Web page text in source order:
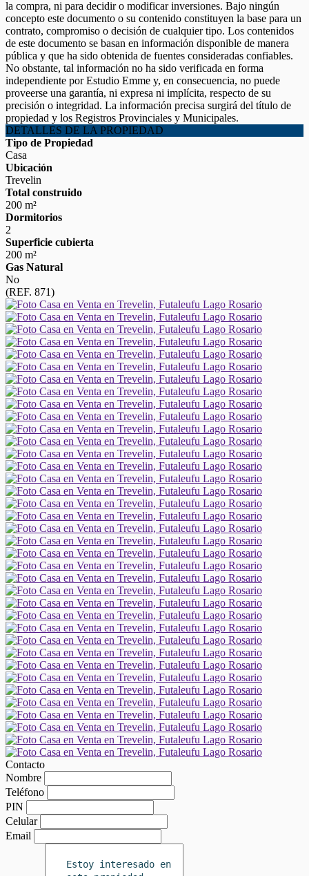
la compra, ni para decidir o modificar inversiones. Bajo ningún
concepto este documento o su contenido constituyen la base para un
contrato, compromiso o decisión de cualquier tipo. Los contenidos
de este documento se basan en información disponible de manera
pública y que ha sido obtenida de fuentes consideradas confiables.
No obstante, tal información no ha sido verificada en forma
independiente por Estudio Emme y, en consecuencia, no puede
proveerse una garantía, ni expresa ni implícita, respecto de su
precisión o integridad. La información precisa surgirá del título de
propiedad y los Registros Provinciales y Municipales.
DETALLES DE LA PROPIEDAD
Tipo de Propiedad
Casa
Ubicación
Trevelin
Total construido
200 m²
Dormitorios
2
Superficie cubierta
200 m²
Gas Natural
No
(REF. 871)
Contacto
Nombre
Teléfono
PIN
Celular
Email